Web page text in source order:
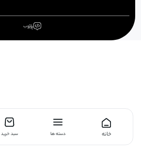
خانه دسته ها سبد خرید
ڕۆژوب